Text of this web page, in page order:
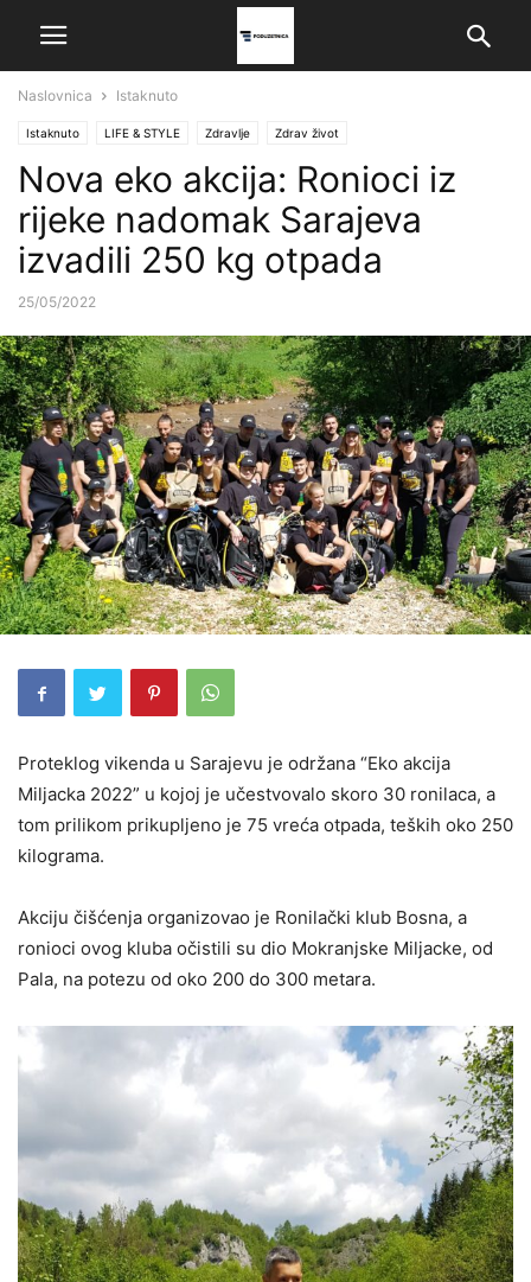
Naslovnica Istaknuto
Istaknuto LIFE & STYLE Zdravlje Zdrav život
Nova eko akcija: Ronioci iz
rijeke nadomak Sarajeva
izvadili 250 kg otpada
25/05/2022
Proteklog vikenda u Sarajevu je održana “Eko akcija
Miljacka 2022” u kojoj je učestvovalo skoro 30 ronilaca, a
tom prilikom prikupljeno je 75 vreća otpada, teških oko 250
kilograma.
Akciju čišćenja organizovao je Ronilački klub Bosna, a
ronioci ovog kluba očistili su dio Mokranjske Miljacke, od
Pala, na potezu od oko 200 do 300 metara.